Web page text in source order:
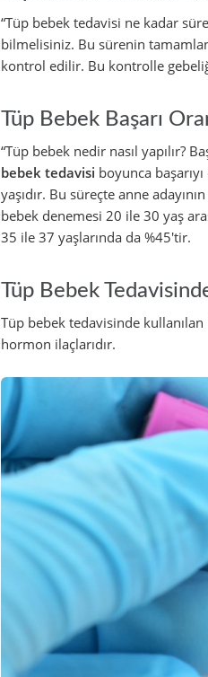
“Tüp bebek tedavisi ne kadar
bilmelisiniz. Bu sürenin
kontrol edilir. Bu kontrolle
Tüp Bebek Başarı
“Tüp bebek nedir nasıl yapılır?
bebek tedavisi boyunca
yaşıdır. Bu süreçte anne
bebek denemesi 20 ile 30 yaş
35 ile 37 yaşlarında da %45'tir.
Tüp Bebek
Tüp bebek tedavisinde
hormon ilaçlarıdır.